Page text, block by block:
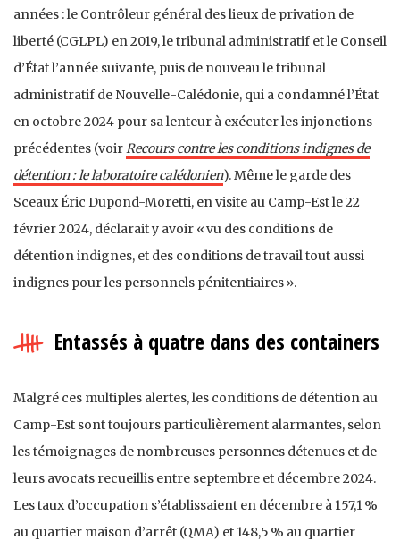
années : le Contrôleur général des lieux de privation de
liberté (CGLPL) en 2019, le tribunal administratif et le Conseil
d’État l’année suivante, puis de nouveau le tribunal
administratif de Nouvelle-Calédonie, qui a condamné l’État
en octobre 2024 pour sa lenteur à exécuter les injonctions
précédentes (voir Recours contre les conditions indignes de
détention : le laboratoire calédonien). Même le garde des
Sceaux Éric Dupond-Moretti, en visite au Camp-Est le 22
février 2024, déclarait y avoir « vu des conditions de
détention indignes, et des conditions de travail tout aussi
indignes pour les personnels pénitentiaires ».
Entassés à quatre dans des containers
Malgré ces multiples alertes, les conditions de détention au
Camp-Est sont toujours particulièrement alarmantes, selon
les témoignages de nombreuses personnes détenues et de
leurs avocats recueillis entre septembre et décembre 2024.
Les taux d’occupation s’établissaient en décembre à 157,1 %
au quartier maison d’arrêt (QMA) et 148,5 % au quartier